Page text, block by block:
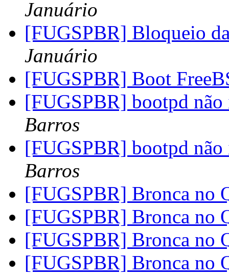
Januário
[FUGSPBR] Bloqueio
Januário
[FUGSPBR] Boot
[FUGSPBR] bootpd
Barros
[FUGSPBR] bootpd
Barros
[FUGSPBR] Bronca
[FUGSPBR] Bronca
[FUGSPBR] Bronca
[FUGSPBR] Bronca